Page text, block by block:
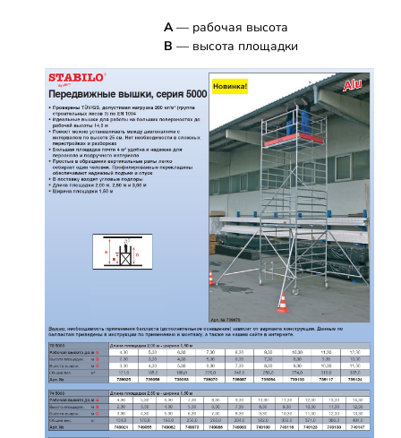
А— рабочая высота
B — высота площадки